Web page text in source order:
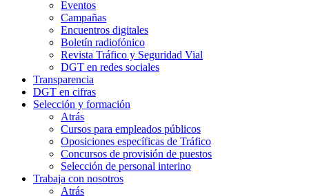
Eventos
Campañas
Encuentros digitales
Boletín radiofónico
Revista Tráfico y Seguridad Vial
DGT en redes sociales
Transparencia
DGT en cifras
Selección y formación
Atrás
Cursos para empleados públicos
Oposiciones específicas de Tráfico
Concursos de provisión de puestos
Selección de personal interino
Trabaja con nosotros
Atrás